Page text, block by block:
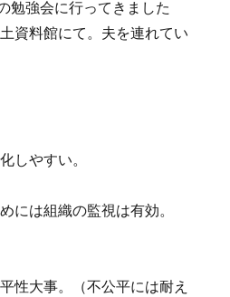
強会に行ってきました
資料館にて。夫を連れてい
しやすい。
には組織の監視は有効。
性大事。（不公平には耐え